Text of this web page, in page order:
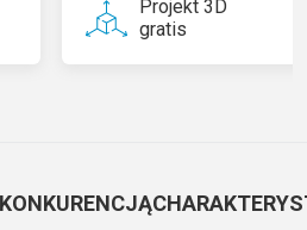
Projekt 3D
gratis